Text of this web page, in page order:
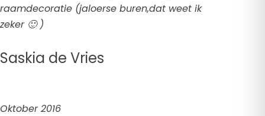
raamdecoratie (jaloerse buren,dat weet ik
zeker 🙂 )
Saskia de Vries
Oktober 2016